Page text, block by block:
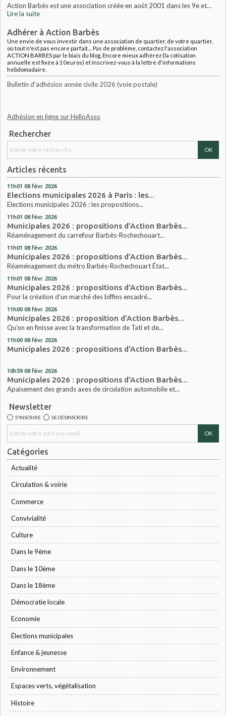
Action Barbès est une association créée en août 2001 dans les 9e et...
Lire la suite
Adhérer à Action Barbès
Une envie de vous investir dans une association de quartier, de votre quartier,
où tout n'est pas encore parfait.... Pas de problème, contactez l'association
ACTION BARBES par le biais du blog. Encore mieux adhérez (la cotisation
annuelle est fixée à 10euros) et inscrivez-vous à la lettre d'informations
hebdomadaire.
Bulletin d'adhésion année civile 2026 (voie postale)
Adhésion en ligne sur HelloAsso
Rechercher
Articles récents
11h01 08 févr. 2026
Elections municipales 2026 à Paris : les...
Elections municipales 2026 : les propositions...
11h01 08 févr. 2026
Municipales 2026 : propositions d'Action Barbès...
Réaménagement du carrefour Barbès-Rochechouart...
11h01 08 févr. 2026
Municipales 2026 : propositions d'Action Barbès...
Réaménagement du métro Barbès-Rochechouart État...
11h01 08 févr. 2026
Municipales 2026 : propositions d'Action Barbès...
Pour la création d’un marché des biffins encadré...
11h00 08 févr. 2026
Municipales 2026 : proposition d'Action Barbès...
Qu’on en finisse avec la transformation de Tati et de...
11h00 08 févr. 2026
Municipales 2026 : propositions d'Action Barbès...
10h59 08 févr. 2026
Municipales 2026 : propositions d'Action Barbès...
Apaisement des grands axes de circulation automobile et...
Newsletter
S'INSCRIRE SE DÉSINSCRIRE
Catégories
Actualité
Circulation & voirie
Commerce
Convivialité
Culture
Dans le 9ème
Dans le 10ème
Dans le 18ème
Démocratie locale
Economie
Élections municipales
Enfance & jeunesse
Environnement
Espaces verts, végétalisation
Histoire